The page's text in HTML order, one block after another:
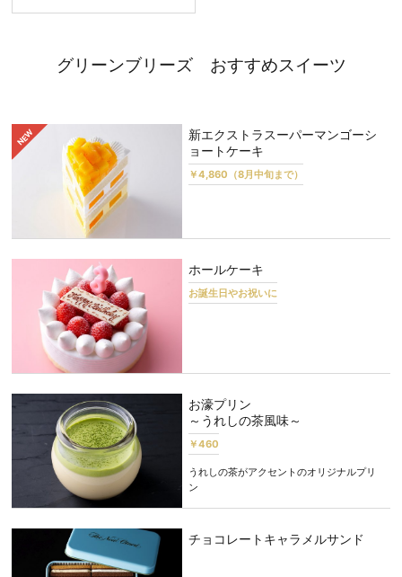
グリーンブリーズ おすすめスイーツ
新エクストラスーパーマンゴーシ
ョートケーキ
￥4,860（8月中旬まで）
ホールケーキ
お誕生日やお祝いに
お濠プリン
～うれしの茶風味～
￥460
うれしの茶がアクセントのオリジナルプリ
ン
チョコレートキャラメルサンド